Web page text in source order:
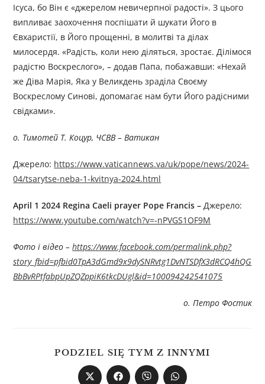
Ісуса, бо Він є «джерелом невичерпної радості». З цього
випливає заохочення поспішати й шукати Його в
Євхаристії, в Його прощенні, в молитві та ділах
милосердя. «Радість, коли нею діляться, зростає. Ділімося
радістю Воскреслого», – додав Папа, побажавши: «Нехай
же Діва Марія, Яка у Великдень зраділа Своєму
Воскреслому Синові, допомагає нам бути Його радісними
свідками».
о. Тимотей Т. Коцур, ЧСВВ – Ватикан
Джерелo: https://www.vaticannews.va/uk/pope/news/2024-
04/tsarytse-neba-1-kvitnya-2024.html
April 1 2024 Regina Caeli prayer Pope Francis –Джерелo:
https://www.youtube.com/watch?v=-nPVGS1OF9M
Фото і відео – https://www.facebook.com/permalink.php?
story_fbid=pfbid0TpA3dGmd9x9dySNRvtg1DvNTSDfX3dRCQ4hQG
BbBvRPtfabpUpZQZppiK6tkcDUgl&id=100094242541075
о. Петро Фостик
PODZIEL SIĘ TYM Z INNYMI